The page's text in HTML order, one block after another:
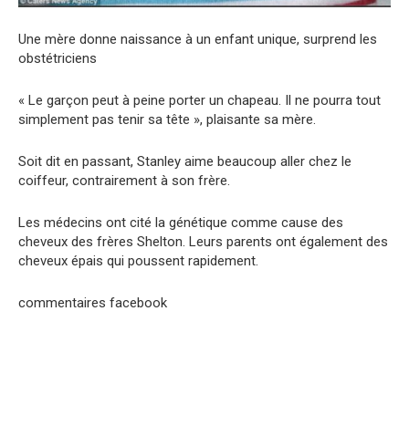
Une mère donne naissance à un enfant unique, surprend les
obstétriciens
« Le garçon peut à peine porter un chapeau. Il ne pourra tout
simplement pas tenir sa tête », plaisante sa mère.
Soit dit en passant, Stanley aime beaucoup aller chez le
coiffeur, contrairement à son frère.
Les médecins ont cité la génétique comme cause des
cheveux des frères Shelton. Leurs parents ont également des
cheveux épais qui poussent rapidement.
commentaires facebook